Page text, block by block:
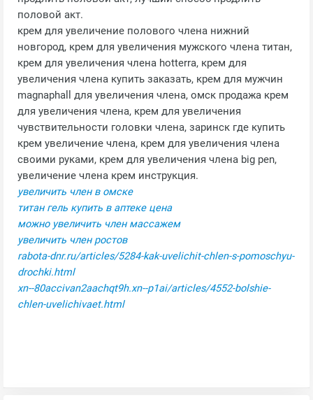
половой акт.
крем для увеличение полового члена нижний
новгород, крем для увеличения мужского члена титан,
крем для увеличения члена hotterra, крем для
увеличения члена купить заказать, крем для мужчин
magnaphall для увеличения члена, омск продажа крем
для увеличения члена, крем для увеличения
чувствительности головки члена, заринск где купить
крем увеличение члена, крем для увеличения члена
своими руками, крем для увеличения члена big pen,
увеличение члена крем инструкция.
увеличить член в омске
титан гель купить в аптеке цена
можно увеличить член массажем
увеличить член ростов
rabota-dnr.ru/articles/5284-kak-uvelichit-chlen-s-pomoschyu-
drochki.html
xn--80accivan2aachqt9h.xn--p1ai/articles/4552-bolshie-
chlen-uvelichivaet.html